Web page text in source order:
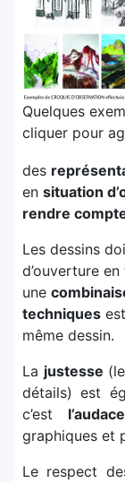
Quelques
cliquer pour
des
en situation
rendre
Les dessins
d’ouverture
une
techniques
même dessin.
La justesse
détails) est
c’est l’audace
graphiques et
Le respect